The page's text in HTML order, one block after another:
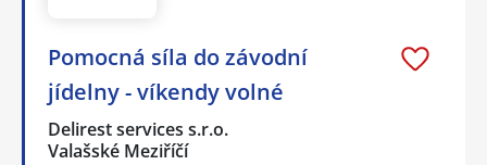
Pomocná síla do závodní
jídelny - víkendy volné
Delirest services s.r.o.
Valašské Meziříčí